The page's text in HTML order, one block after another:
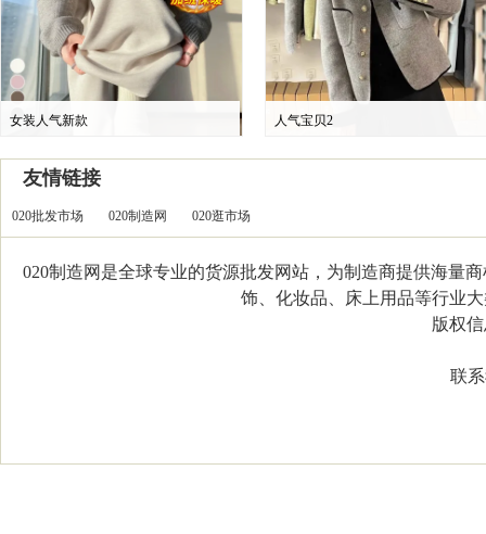
女装人气新款 人气宝贝2
友情链接
020批发市场 020制造网 020逛市场
020制造网是全球专业的货源批发网站，为制造商提供海量
饰、化妆品、床上用品等行业
版权信
联